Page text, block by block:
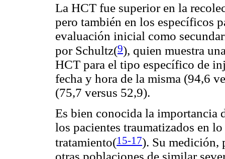
La HCT fue superior en la
pero también en los específicos
evaluación inicial como
por Schultz(9), quien muestra
HCT para el tipo específico de
fecha y hora de la misma (94,6
(75,7 versus 52,9).
Es bien conocida la importancia
los pacientes traumatizados en
tratamiento(15-17). Su medición,
otras poblaciones de similar